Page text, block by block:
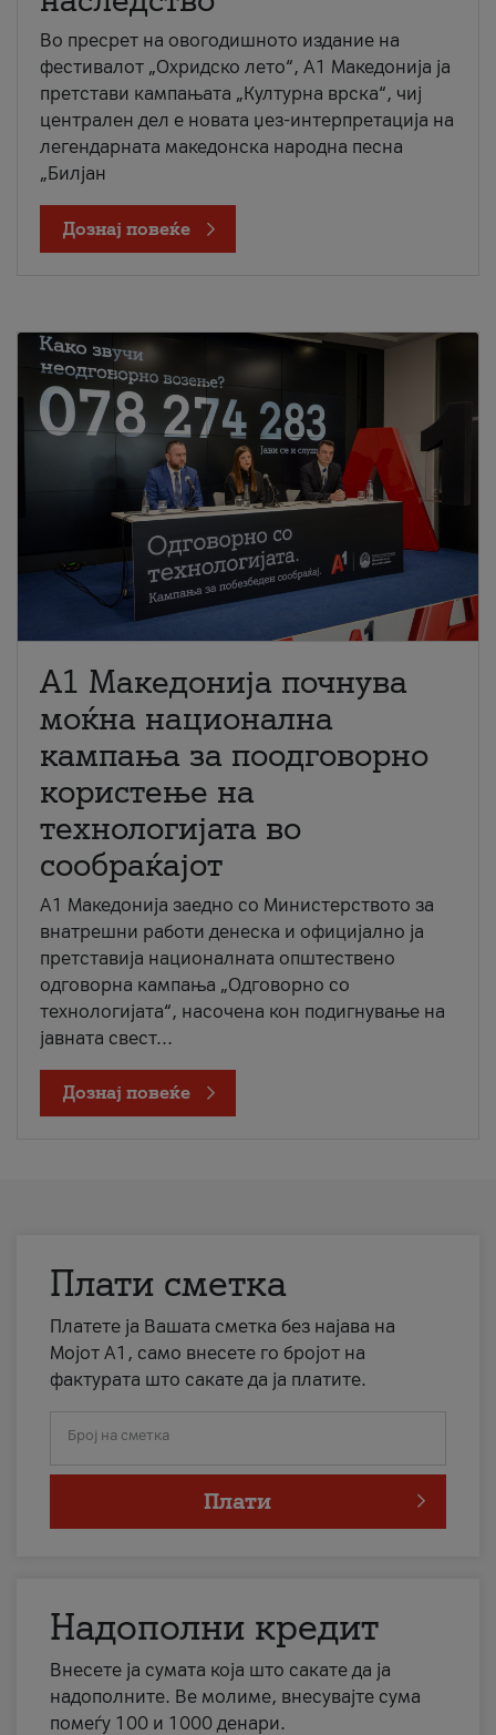
Во пресрет на овогодишното издание на
фестивалот „Охридско лето“, А1 Македонија ја
претстави кампањата „Културна врска“, чиј
централен дел е новата џез-интерпретација на
легендарната македонска народна песна
„Билјан
Дознај повеќе
A1 Македонија почнува
моќна национална
кампања за поодговорно
користење на
технологијата во
сообраќајот
A1 Македонија заедно со Министерството за
внатрешни работи денеска и официјално ја
претставија националната општествено
одговорна кампања „Одговорно со
технологијата“, насочена кон подигнување на
јавната свест...
Дознај повеќе
Плати сметка
Платете ја Вашата сметка без најава на
Мојот А1, само внесете го бројот на
фактурата што сакате да ја платите.
Број на сметка
Плати
Надополни кредит
Внесете ја сумата која што сакате да ја
надополните. Ве молиме, внесувајте сума
помеѓу 100 и 1000 денари.